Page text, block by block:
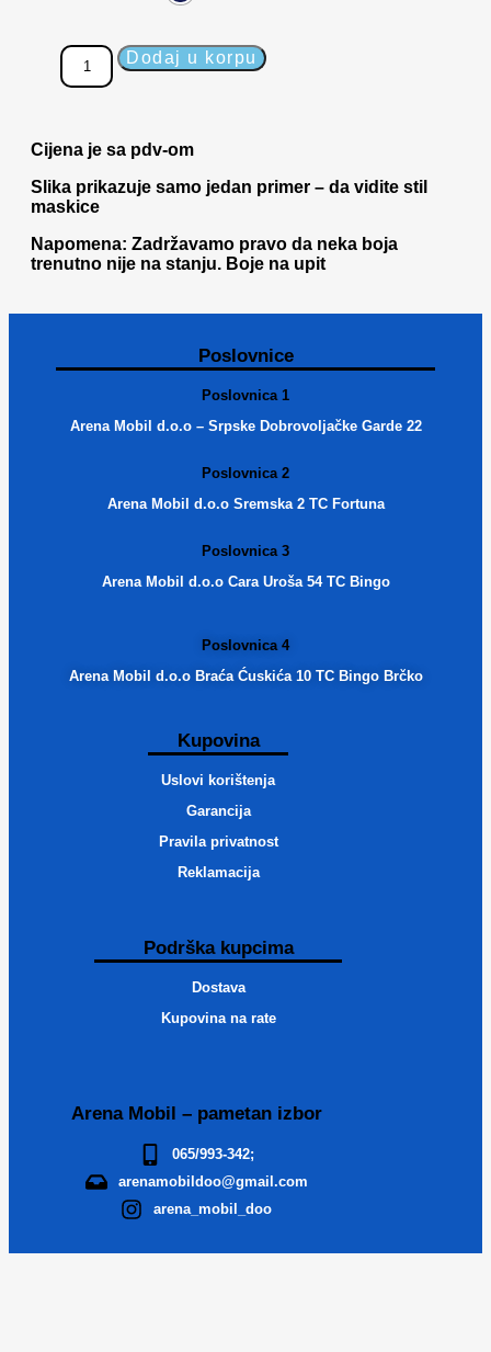
Dodaj u korpu
Cijena je sa pdv-om
Slika prikazuje samo jedan primer – da vidite stil
maskice
Napomena: Zadržavamo pravo da neka boja
trenutno nije na stanju. Boje na upit
Poslovnice
Poslovnica 1
Arena Mobil d.o.o – Srpske Dobrovoljačke Garde 22
Poslovnica 2
Arena Mobil d.o.o Sremska 2 TC Fortuna
Poslovnica 3
Arena Mobil d.o.o Cara Uroša 54 TC Bingo
Poslovnica 4
Arena Mobil d.o.o Braća Ćuskića 10 TC Bingo Brčko
Kupovina
Uslovi korištenja
Garancija
Pravila privatnost
Reklamacija
Podrška kupcima
Dostava
Kupovina na rate
Arena Mobil – pametan izbor
065/993-342;
arenamobildoo@gmail.com
arena_mobil_doo